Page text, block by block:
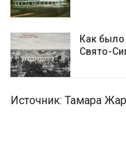
Как
Cвято-
Источник: Тамара